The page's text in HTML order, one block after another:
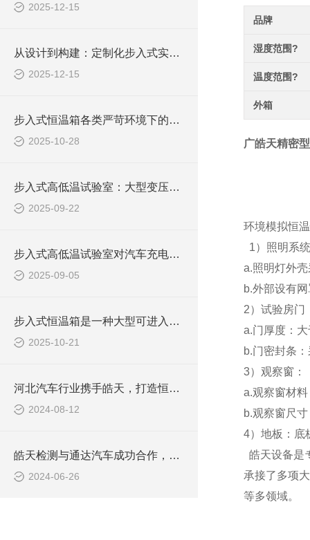
2025-12-15
从设计到构建：定制化步入式实验室的实现路径
2025-12-15
步入式恒温箱各类严苛环境下的材料性能验证提供了平台
2025-10-28
步入式高低温试验室：大型变压器可靠性测试的核心技术平台
2025-09-22
步入式高低温试验室对汽车充电桩的测试流程与数据解读
2025-09-05
步入式恒温箱是一种大型可进入的环境模拟设备
2025-10-21
河北汽车行业携手皓天，打造恒温恒湿实验室
2024-08-12
皓天检测与通达汽车成功合作，大型冷热温控试验箱助力汽车零部件质量提升
2024-06-26
品牌
湿度范围?
温度范围?
外箱
广皓天精密
环境模拟恒
1）照明系
a.照明灯外
b.外部设有
2）试验房门
a.门厚度：
b.门密封条
3）观察窗：
a.观察窗材
b.观察窗尺
4）地板：底
皓天设备是
承接了多项
等多领域。